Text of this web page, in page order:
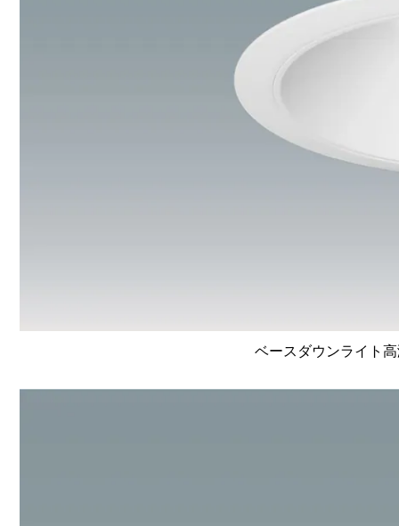
ベースダウンライト